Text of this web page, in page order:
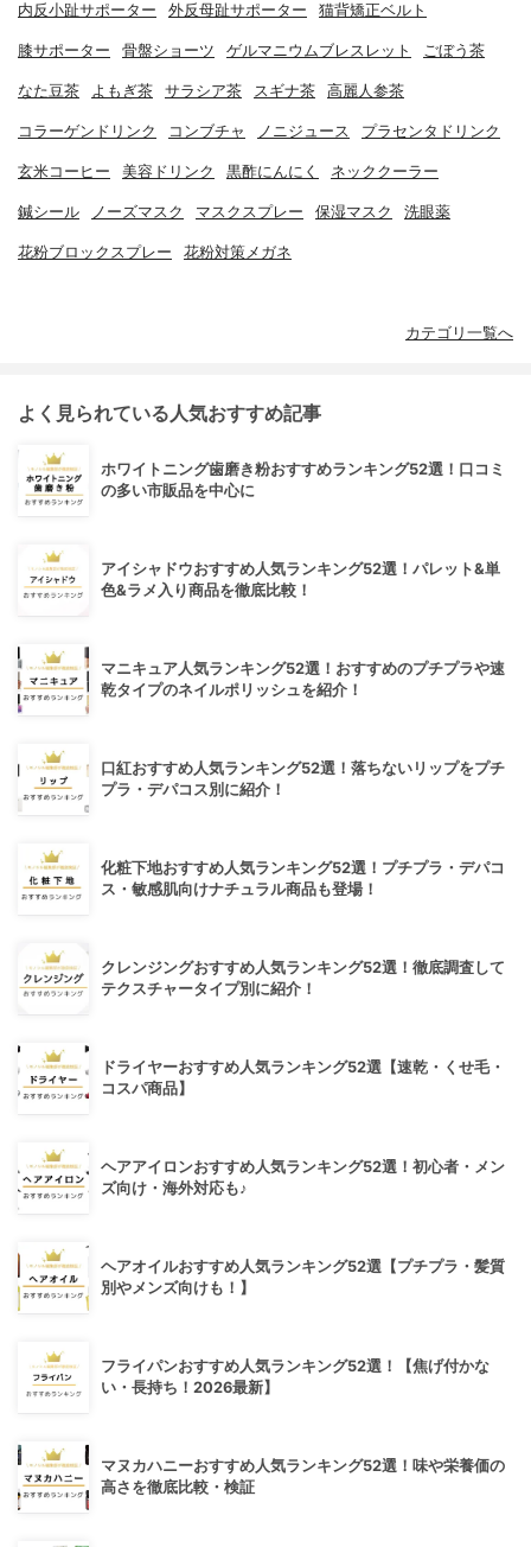
内反小趾サポーター 外反母趾サポーター 猫背矯正ベルト
膝サポーター 骨盤ショーツ ゲルマニウムブレスレット ごぼう茶
なた豆茶 よもぎ茶 サラシア茶 スギナ茶 高麗人参茶
コラーゲンドリンク コンブチャ ノニジュース プラセンタドリンク
玄米コーヒー 美容ドリンク 黒酢にんにく ネッククーラー
鍼シール ノーズマスク マスクスプレー 保湿マスク 洗眼薬
花粉ブロックスプレー 花粉対策メガネ
カテゴリ一覧へ
よく見られている人気おすすめ記事
ホワイトニング歯磨き粉おすすめランキング52選！口コミ
の多い市販品を中心に
アイシャドウおすすめ人気ランキング52選！パレット&単
色&ラメ入り商品を徹底比較！
マニキュア人気ランキング52選！おすすめのプチプラや速
乾タイプのネイルポリッシュを紹介！
口紅おすすめ人気ランキング52選！落ちないリップをプチ
プラ・デパコス別に紹介！
化粧下地おすすめ人気ランキング52選！プチプラ・デパコ
ス・敏感肌向けナチュラル商品も登場！
クレンジングおすすめ人気ランキング52選！徹底調査して
テクスチャータイプ別に紹介！
ドライヤーおすすめ人気ランキング52選【速乾・くせ毛・
コスパ商品】
ヘアアイロンおすすめ人気ランキング52選！初心者・メン
ズ向け・海外対応も♪
ヘアオイルおすすめ人気ランキング52選【プチプラ・髪質
別やメンズ向けも！】
フライパンおすすめ人気ランキング52選！【焦げ付かな
い・長持ち！2026最新】
マヌカハニーおすすめ人気ランキング52選！味や栄養価の
高さを徹底比較・検証